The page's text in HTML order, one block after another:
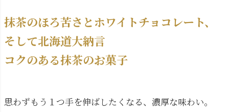
抹茶のほろ苦さとホワイトチョコレート、
そして北海道大納言
コクのある抹茶のお菓子
思わずもう１つ手を伸ばしたくなる、濃厚な味わい。